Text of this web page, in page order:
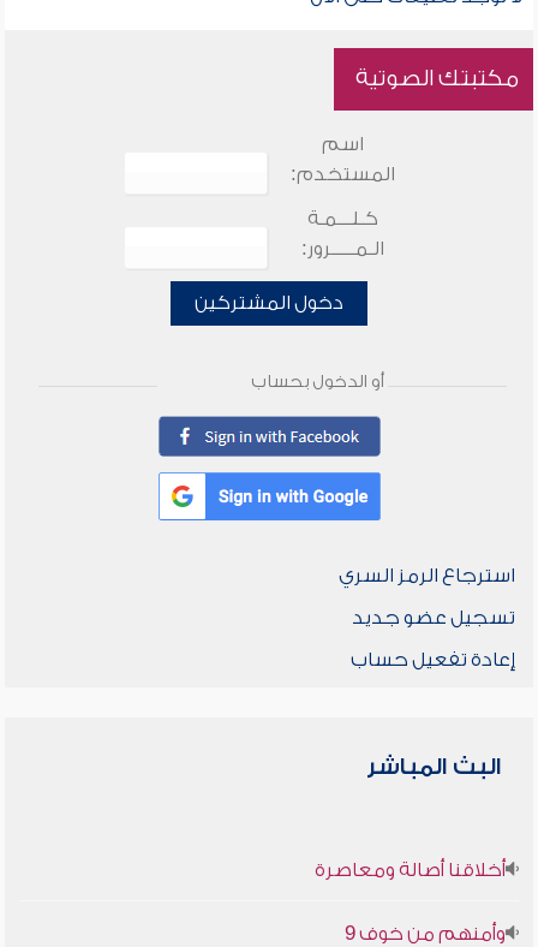
مكتبتك الصوتية
اسم
المستخدم:
كـلـــمـة
الـمـــــرور:
دخول المشتركين
أو الدخول بحساب
استرجاع الرمز السري
تسجيل عضو جديد
إعادة تفعيل حساب
البث المباشر
أخلاقنا أصالة ومعاصرة
وأمنهم من خوف 9